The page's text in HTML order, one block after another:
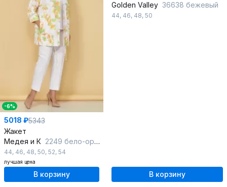
-6%
5018 ₽5343
Жакет
Медея и К 2249 бело-оранжевый
44, 46, 48, 50, 52, 54
лучшая цена
В корзину
Golden Valley 36638 бежевый
44, 46, 48, 50
В корзину